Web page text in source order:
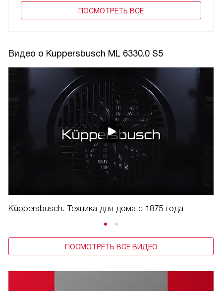
ПОCМОТРЕТЬ ВСЕ
Видео о Kuppersbusch ML 6330.0 S5
Küppersbusch. Техника для дома с 1875 года
ПОСМОТРЕТЬ ВСЕ ВИДЕО